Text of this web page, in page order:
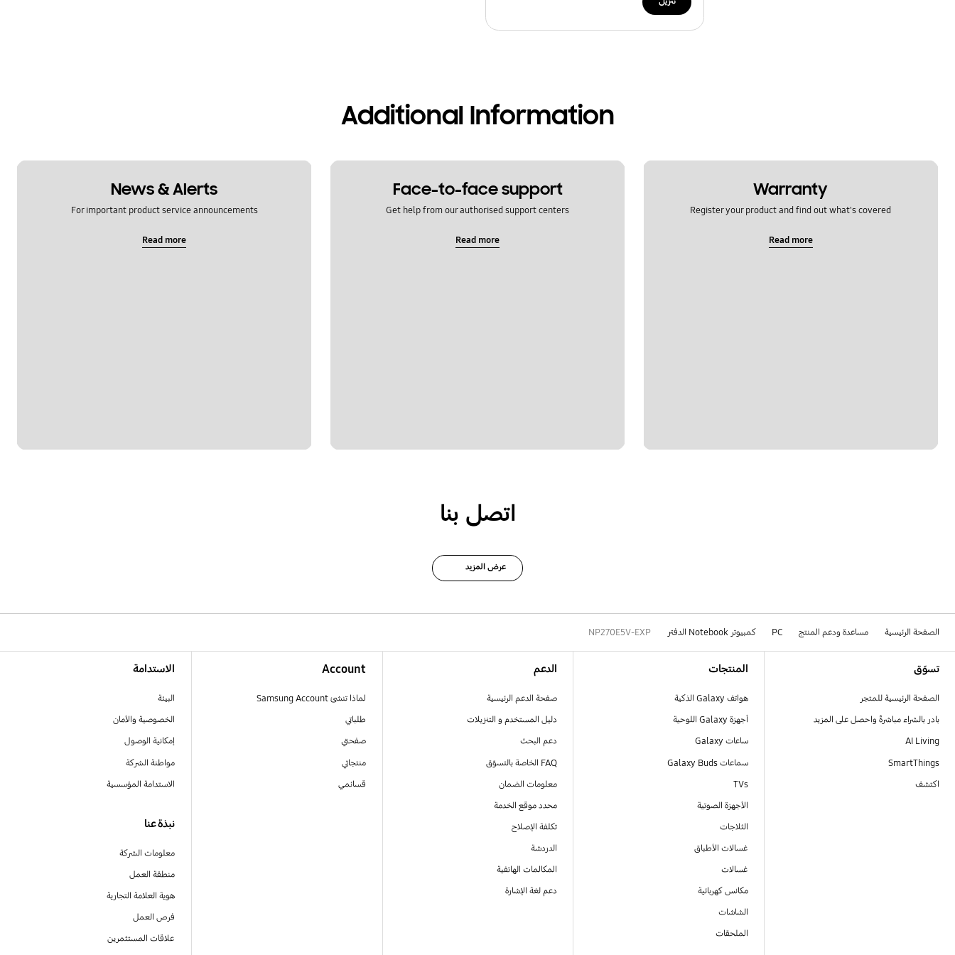
Additional Information
Warranty
Register your product and find out what's covered
Read more
Face-to-face support
Get help from our authorised support centers
Read more
News & Alerts
For important product service announcements
Read more
اتصل بنا
عرض المزيد
الصفحة الرئيسية مساعدة ودعم المنتج PC كمبيوتر Notebook الدفتر NP270E5V-EXP
تسوّق
الصفحة الرئيسية للمتجر
بادر بالشراء مباشرةً واحصل على المزيد
AI Living
SmartThings
اكتشف
المنتجات
هواتف Galaxy الذكية
أجهزة Galaxy اللوحية
ساعات Galaxy
سماعات Galaxy Buds
TVs
الأجهزة الصوتية
الثلاجات
غسالات الأطباق
غسالات
مكانس كهربائية
الشاشات
الملحقات
الدعم
صفحة الدعم الرئيسية
دليل المستخدم و التنزيلات
دعم البحث
FAQ الخاصة بالتسوّق
معلومات الضمان
محدد موقع الخدمة
تكلفة الإصلاح
الدردشة
المكالمات الهاتفية
دعم لغة الإشارة
Account
لماذا تنشئ Samsung Account
طلباتي
صفحتي
منتجاتي
قسائمي
الاستدامة
البيئة
الخصوصية والأمان
إمكانية الوصول
مواطنة الشركة
الاستدامة المؤسسية
نبذة عنا
معلومات الشركة
منطقة العمل
هوية العلامة التجارية
فرص العمل
علاقات المستثمرين